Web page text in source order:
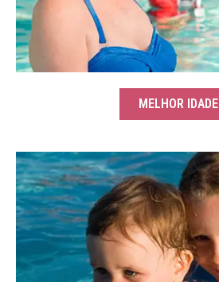
MELHOR IDADE